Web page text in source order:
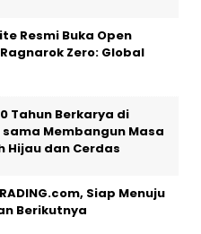
Resmi Buka Open
Zero: Global
Tahun Berkarya di
Membangun Masa
Hijau dan Cerdas
Siap Menuju
Berikutnya